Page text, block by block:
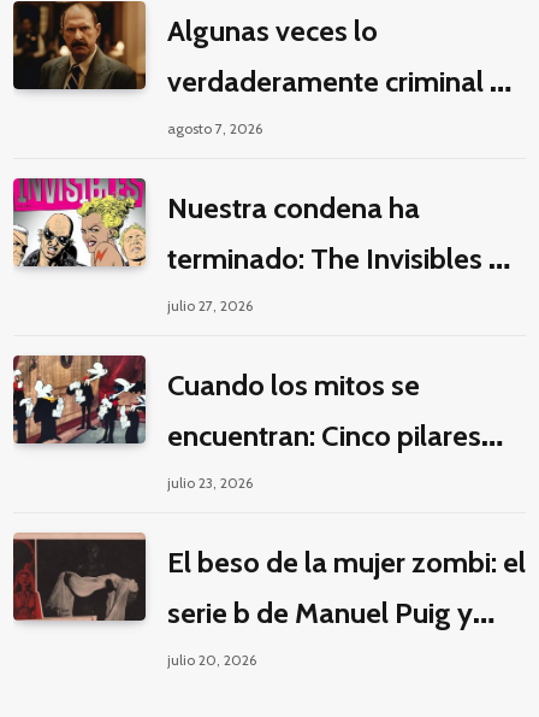
Algunas veces lo
verdaderamente criminal es
pasar horas y horas viendo
agosto 7, 2026
Nuestra condena ha
terminado: The Invisibles y
la guerra por la imaginación
julio 27, 2026
Cuando los mitos se
encuentran: Cinco pilares
éticos para una fantasía
julio 23, 2026
El beso de la mujer zombi: el
serie b de Manuel Puig y
Jacques Tourneur
julio 20, 2026